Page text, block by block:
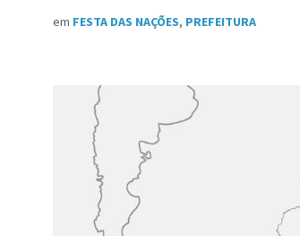
em FESTA DAS NAÇÕES, PREFEITURA